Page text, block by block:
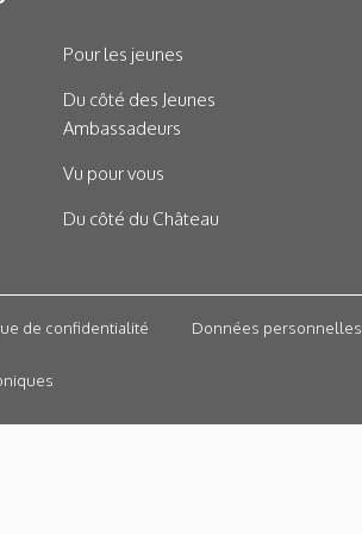
Pour les jeunes
Du côté des Jeunes
Ambassadeurs
Vu pour vous
Du côté du Château
de confidentialité Données personnelles